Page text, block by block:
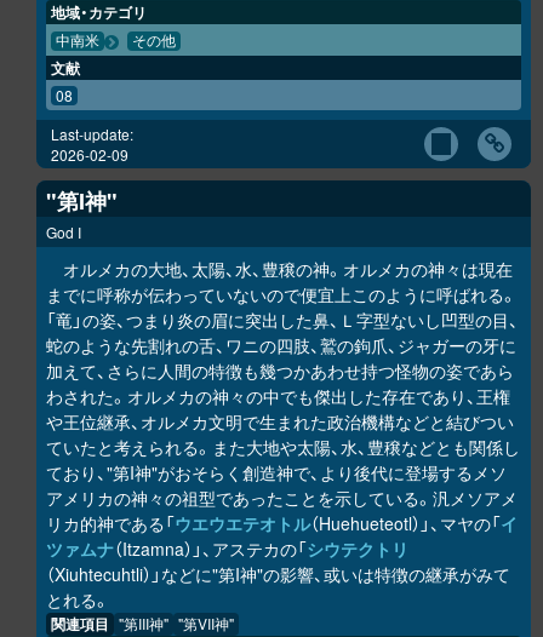
地域・カテゴリ
中南米 その他
文献
08
Last-update:
2026-02-09
"第I神"
God I
オルメカの大地、太陽、水、豊穣の神。オルメカの神々は現在
までに呼称が伝わっていないので便宜上このように呼ばれる。
「竜」の姿、つまり炎の眉に突出した鼻、Ｌ字型ないし凹型の目、
蛇のような先割れの舌、ワニの四肢、鷲の鉤爪、ジャガーの牙に
加えて、さらに人間の特徴も幾つかあわせ持つ怪物の姿であら
わされた。オルメカの神々の中でも傑出した存在であり、王権
や王位継承、オルメカ文明で生まれた政治機構などと結びつい
ていたと考えられる。また大地や太陽、水、豊穣などとも関係し
ており、"第I神"がおそらく創造神で、より後代に登場するメソ
アメリカの神々の祖型であったことを示している。汎メソアメ
リカ的神である「ウエウエテオトル（Huehueteotl）」、マヤの「イ
ツァムナ（Itzamna）」、アステカの「シウテクトリ
（Xiuhtecuhtli）」などに"第I神"の影響、或いは特徴の継承がみて
とれる。
関連項目 "第III神" "第VII神"